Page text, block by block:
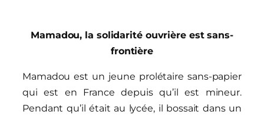
Mamadou, la solidarité ouvrière est sans-
frontière
Mamadou est un jeune prolétaire sans-papier
qui est en France depuis qu’il est mineur.
Pendant qu’il était au lycée, il bossait dans un